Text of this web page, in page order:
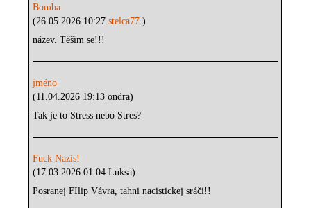
Bomba
(26.05.2026 10:27stelca77)
název. Těšim se!!!
jméno
(11.04.2026 19:13 ondra)
Tak je to Stress nebo Stres?
Fuck Nazis!
(17.03.2026 01:04 Luksa)
Posranej FIlip Vávra, tahni nacistickej sráči!!